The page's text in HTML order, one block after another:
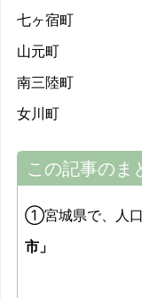
七ヶ宿町
山元町
南三陸町
女川町
この記事のま
①宮城県で、人口
市」